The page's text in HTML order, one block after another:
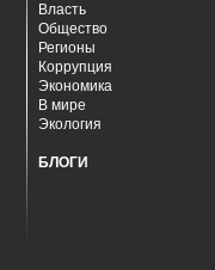
Власть
Общество
Регионы
Коррупция
Экономика
В мире
Экология
БЛОГИ